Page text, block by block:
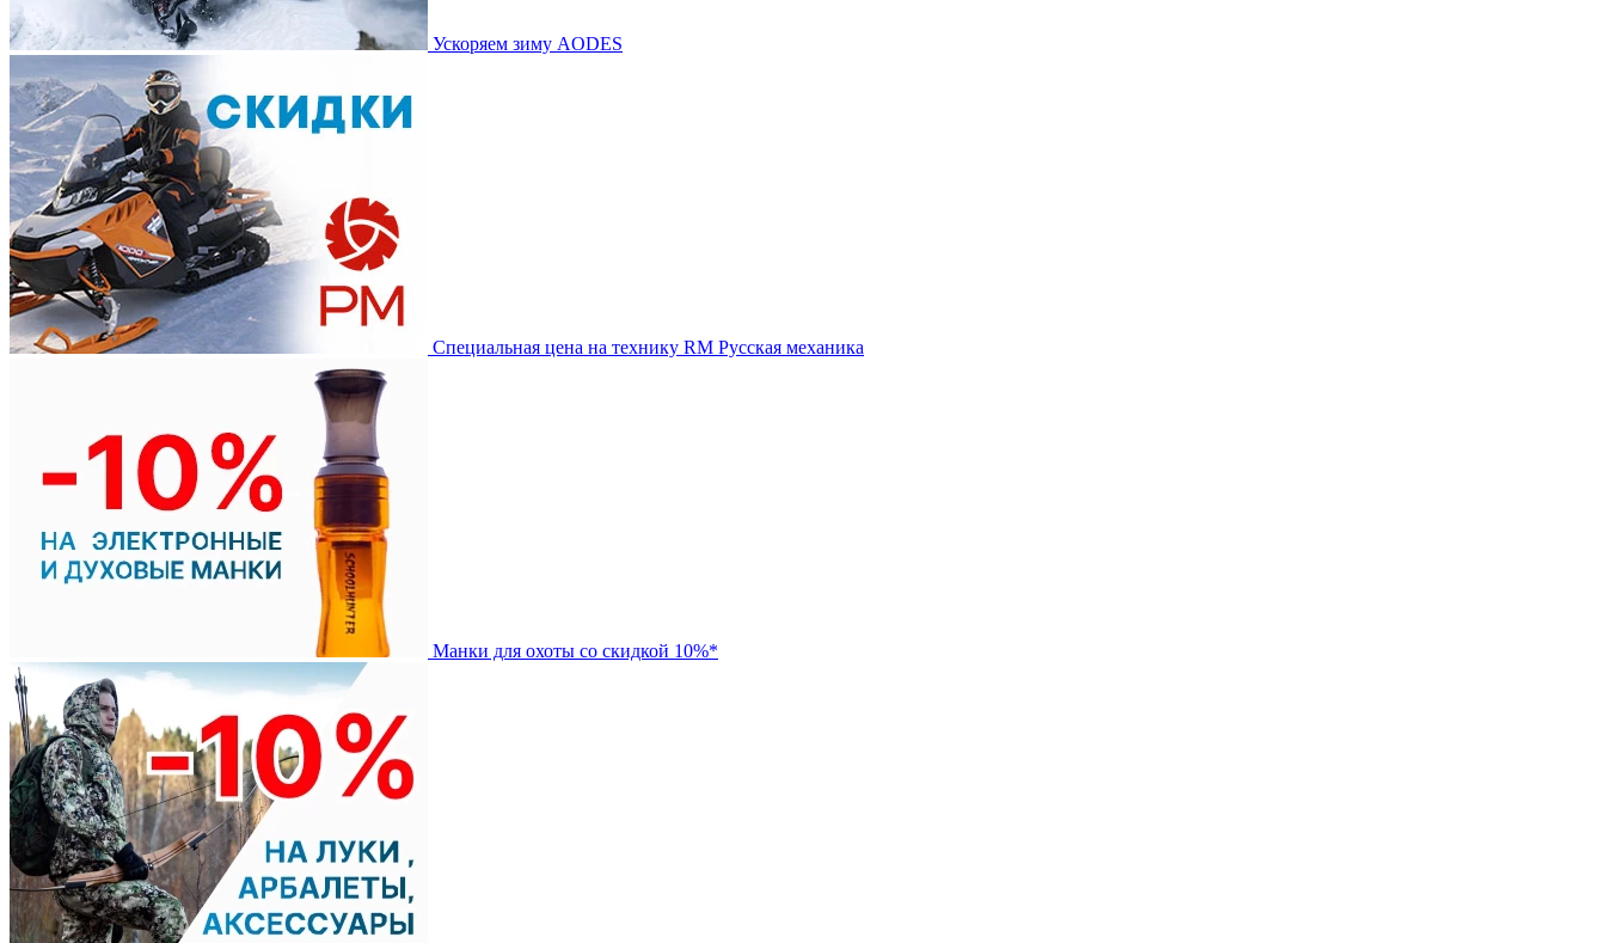
Ускоряем зиму AODES
Специальная цена на технику RM Русская механика
Манки для охоты со скидкой 10%*